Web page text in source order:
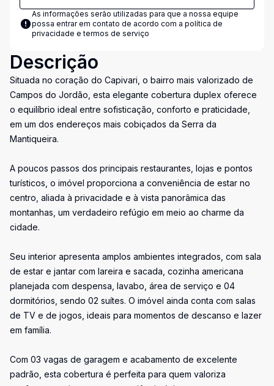
As informações serão utilizadas para que a nossa equipe
possa entrar em contato de acordo com a política de
privacidade e termos de serviço
Descrição
Situada no coração do Capivari, o bairro mais valorizado de
Campos do Jordão, esta elegante cobertura duplex oferece
o equilíbrio ideal entre sofisticação, conforto e praticidade,
em um dos endereços mais cobiçados da Serra da
Mantiqueira.
A poucos passos dos principais restaurantes, lojas e pontos
turísticos, o imóvel proporciona a conveniência de estar no
centro, aliada à privacidade e à vista panorâmica das
montanhas, um verdadeiro refúgio em meio ao charme da
cidade.
Seu interior apresenta amplos ambientes integrados, com sala
de estar e jantar com lareira e sacada, cozinha americana
planejada com despensa, lavabo, área de serviço e 04
dormitórios, sendo 02 suítes. O imóvel ainda conta com salas
de TV e de jogos, ideais para momentos de descanso e lazer
em família.
Com 03 vagas de garagem e acabamento de excelente
padrão, esta cobertura é perfeita para quem valoriza